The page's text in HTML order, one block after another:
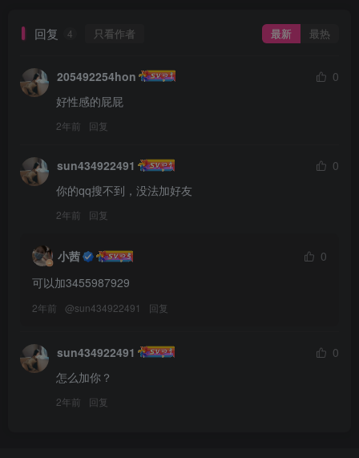
回复 4 只看作者 最新 最热
205492254hon
0
好性感的屁屁
2年前 回复
sun434922491
0
你的qq搜不到，没法加好友
2年前 回复
小茜
0
可以加3455987929
2年前 @sun434922491 回复
sun434922491
0
怎么加你？
2年前 回复